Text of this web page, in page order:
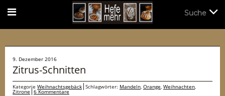
9. Dezember 2016
Zitrus-Schnitten
Kategorie Weihnachtsgebäck Schlagwörter: Mandeln, Orange, Weihnachten,
Zitrone 6 Kommentare
Suche
Suche